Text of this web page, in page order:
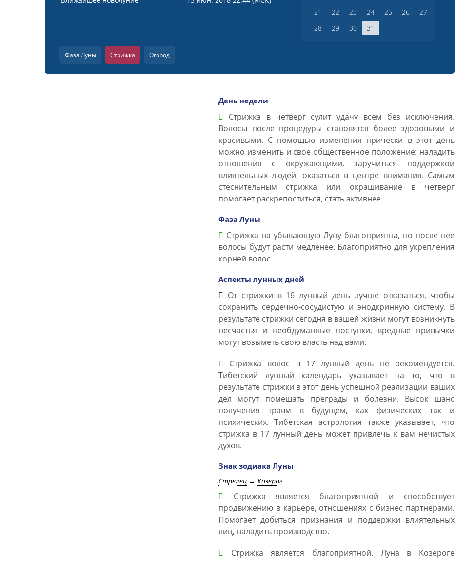
21
22 23 24 25 26
27
28
29 30 31
Фаза Луны Стрижка Огород
День недели
Cтрижка в четверг сулит удачу всем без исключения.
Волосы после процедуры становятся более здоровыми и
красивыми. С помощью изменения прически в этот день
можно изменить и свое общественное положение: наладить
отношения с окружающими, заручиться поддержкой
влиятельных людей, оказаться в центре внимания. Самым
стеснительным стрижка или окрашивание в четверг
помогает раскрепоститься, стать активнее.
Фаза Луны
Стрижка на убывающую Луну благоприятна, но после нее
волосы будут расти медленее. Благоприятно для укрепления
корней волос.
Аспекты лунных дней
От стрижки в 16 лунный день лучше отказаться, чтобы
сохранить сердечно-сосудистую и энодкринную систему. В
результате стрижки сегодня в вашей жизни могут возникнуть
несчастья и необдуманные поступки, вредные привычки
могут возыметь свою власть над вами.
Стрижка волос в 17 лунный день не рекомендуется.
Тибетский лунный календарь указывает на то, что в
результате стрижки в этот день успешной реализации ваших
дел могут помешать преграды и болезни. Высок шанс
получения травм в будущем, как физических так и
психических. Тибетская астрология также указывает, что
стрижка в 17 лунный день может привлечь к вам нечистых
духов.
Знак зодиака Луны
Стрелец→ Козерог
Стрижка является благоприятной и способствует
продвижению в карьере, отношениях с бизнес партнерами.
Помогает добиться признания и поддержки влиятельных
лиц, наладить производство.
Стрижка является благоприятной. Луна в Козероге